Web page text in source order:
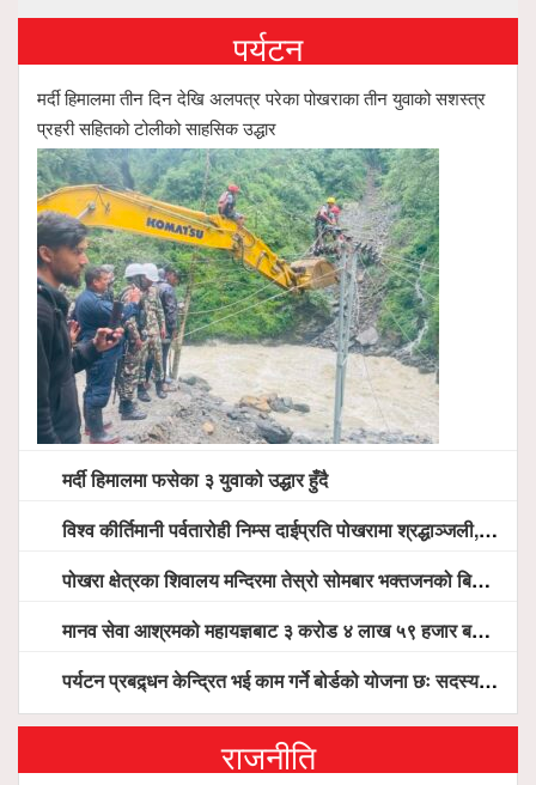
पर्यटन
मर्दी हिमालमा तीन दिन देखि अलपत्र परेका पोखराका तीन युवाको सशस्त्र
प्रहरी सहितको टोलीको साहसिक उद्धार
मर्दी हिमालमा फसेका ३ युवाको उद्धार हुँदै
विश्व कीर्तिमानी पर्वतारोही निम्स दाईप्रति पोखरामा श्रद्धाञ्जली, दीप प्रज्वलन गर्दै योगदानको प्रशंसा (भिडियो सहित)
पोखरा क्षेत्रका शिवालय मन्दिरमा तेस्रो सोमबार भक्तजनको बिहानैदेखि घुइँचो
मानव सेवा आश्रमको महायज्ञबाट ३ करोड ४ लाख ५९ हजार बचत, १ करोड ४४ लाख उठ्न बाँकी, विना संचार माध्यम तर प्रचार प्रसारमै भयो १९ लाख खर्च !
पर्यटन प्रबद्र्धन केन्द्रित भई काम गर्ने बोर्डको योजना छः सदस्य पोखरेल, चलिय पोखरालाई थप प्रभावकारी बनाउन होटल संघको माग
राजनीति